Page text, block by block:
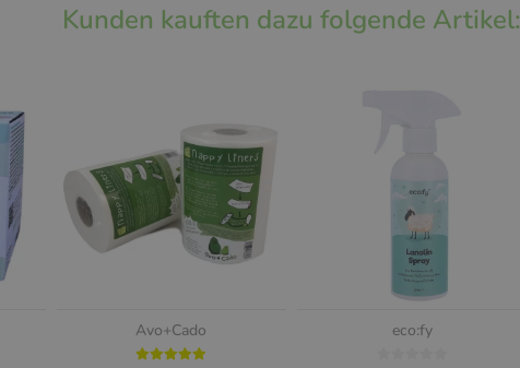
Kunden kauften dazu folgende Artikel:
Avo+Cado eco:fy